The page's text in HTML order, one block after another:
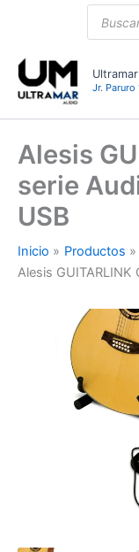
Jr. Paruro
Alesis
serie
USB
Inicio
Productos
Alesis GUITARLINK
GUITARLINK